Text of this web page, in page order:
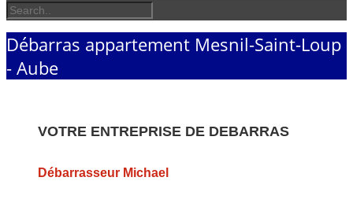
Débarras appartement Mesnil-Saint-Loup
- Aube
VOTRE ENTREPRISE DE DEBARRAS
Débarrasseur Michael